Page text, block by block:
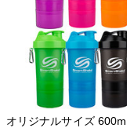
オリジナルサイズ